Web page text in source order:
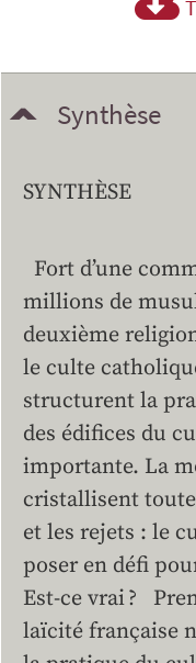
Synthèse
SYNTHÈSE
Fort d’une
millions de
deuxième
le culte
structurent la
des édifices du
importante. La
cristallisent
et les rejets : le
poser en défi
Est-ce vrai ?
laïcité française